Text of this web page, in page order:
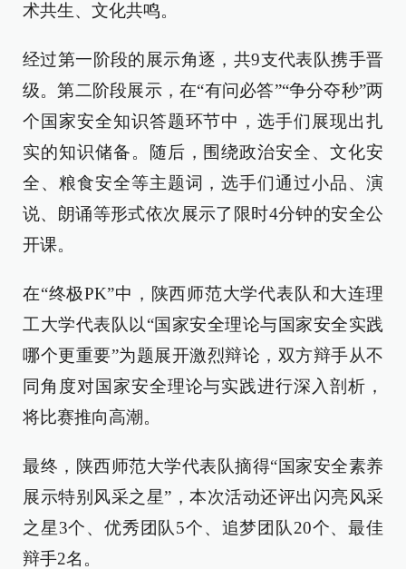
术共生、文化共鸣。
经过第一阶段的展示角逐，共9支代表队携手晋
级。第二阶段展示，在“有问必答”“争分夺秒”两
个国家安全知识答题环节中，选手们展现出扎
实的知识储备。随后，围绕政治安全、文化安
全、粮食安全等主题词，选手们通过小品、演
说、朗诵等形式依次展示了限时4分钟的安全公
开课。
在“终极PK”中，陕西师范大学代表队和大连理
工大学代表队以“国家安全理论与国家安全实践
哪个更重要”为题展开激烈辩论，双方辩手从不
同角度对国家安全理论与实践进行深入剖析，
将比赛推向高潮。
最终，陕西师范大学代表队摘得“国家安全素养
展示特别风采之星”，本次活动还评出闪亮风采
之星3个、优秀团队5个、追梦团队20个、最佳
辩手2名。